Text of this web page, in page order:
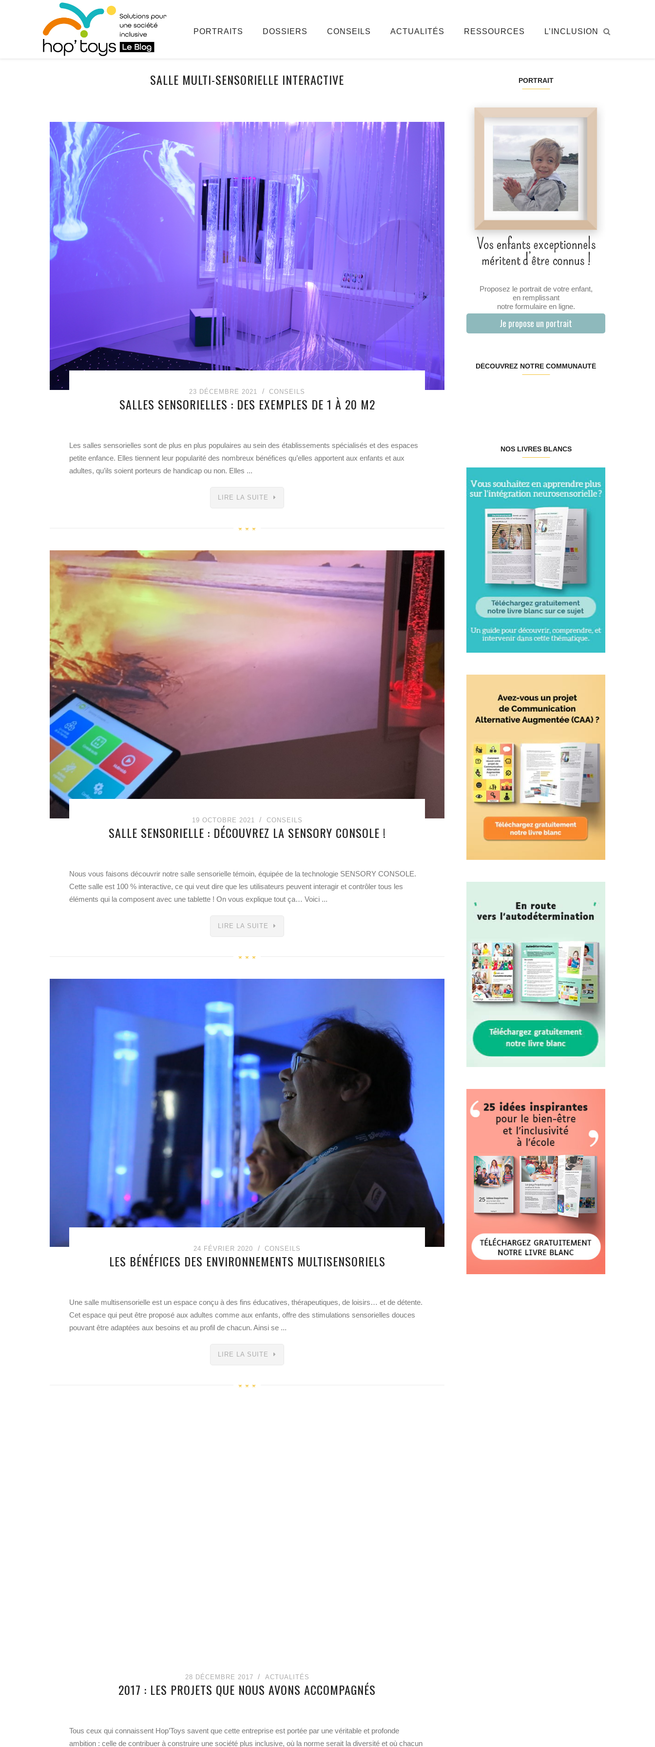
PORTRAITS DOSSIERS CONSEILS ACTUALITÉS RESSOURCES L’INCLUSION
SALLE MULTI-SENSORIELLE INTERACTIVE
23 DÉCEMBRE 2021 CONSEILS
SALLES SENSORIELLES : DES EXEMPLES DE 1 À 20 M2
Les salles sensorielles sont de plus en plus populaires au sein des établissements spécialisés et des espaces
petite enfance. Elles tiennent leur popularité des nombreux bénéfices qu’elles apportent aux enfants et aux
adultes, qu’ils soient porteurs de handicap ou non. Elles ...
LIRE LA SUITE
19 OCTOBRE 2021 CONSEILS
SALLE SENSORIELLE : DÉCOUVREZ LA SENSORY CONSOLE !
Nous vous faisons découvrir notre salle sensorielle témoin, équipée de la technologie SENSORY CONSOLE.
Cette salle est 100 % interactive, ce qui veut dire que les utilisateurs peuvent interagir et contrôler tous les
éléments qui la composent avec une tablette ! On vous explique tout ça… Voici ...
LIRE LA SUITE
24 FÉVRIER 2020 CONSEILS
LES BÉNÉFICES DES ENVIRONNEMENTS MULTISENSORIELS
Une salle multisensorielle est un espace conçu à des fins éducatives, thérapeutiques, de loisirs… et de détente.
Cet espace qui peut être proposé aux adultes comme aux enfants, offre des stimulations sensorielles douces
pouvant être adaptées aux besoins et au profil de chacun. Ainsi se ...
LIRE LA SUITE
28 DÉCEMBRE 2017 ACTUALITÉS
2017 : LES PROJETS QUE NOUS AVONS ACCOMPAGNÉS
Tous ceux qui connaissent Hop’Toys savent que cette entreprise est portée par une véritable et profonde
ambition : celle de contribuer à construire une société plus inclusive, où la norme serait la diversité et où chacun
PORTRAIT
Proposez le portrait de votre enfant,
en remplissant
notre formulaire en ligne.
Je propose un portrait
DÉCOUVREZ NOTRE COMMUNAUTÉ
NOS LIVRES BLANCS